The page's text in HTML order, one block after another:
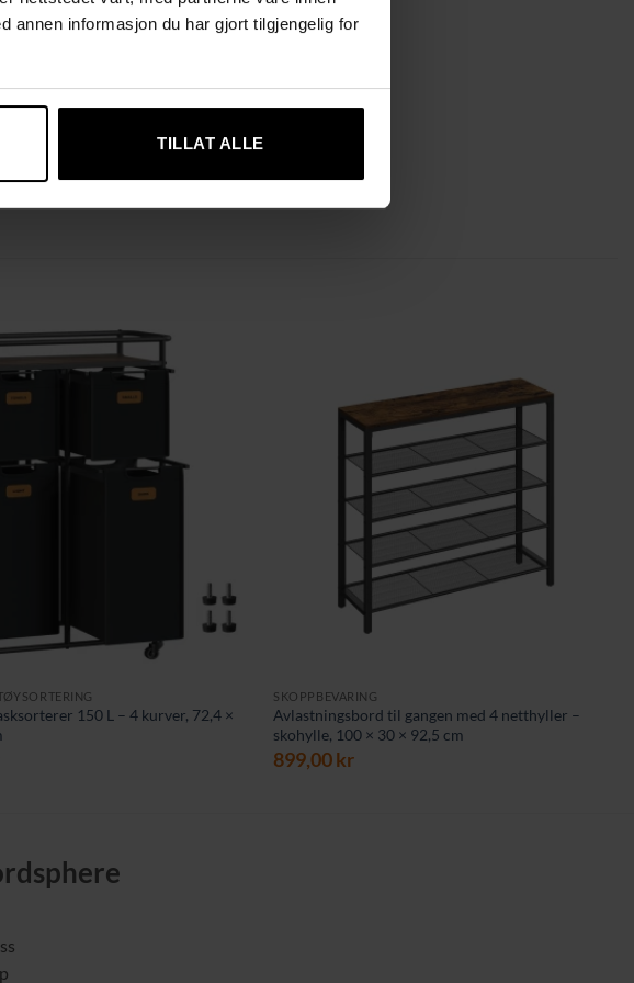
annen informasjon du har gjort tilgjengelig for
TILLAT ALLE
150 L – 4 kurver, 72,4 ×
SKOPPBEVARING
Avlastningsbord til gangen med 4 netthyller –
skohylle, 100 × 30 × 92,5 cm
899,00kr